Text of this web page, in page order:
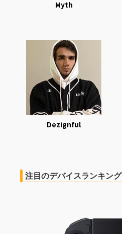
Myth
Dezignful
注目のデバイスランキング